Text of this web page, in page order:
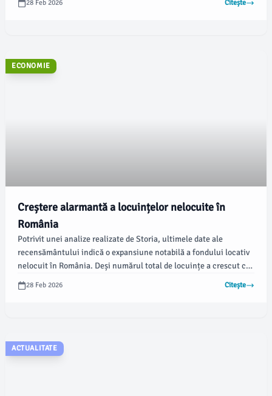
stăpâni și pentru animale, ceea ce face ca accesibilitatea să fie
28 Feb 2026 Citește
ECONOMIE
Creștere alarmantă a locuințelor nelocuite în
România
Potrivit unei analize realizate de Storia, ultimele date ale
recensământului indică o expansiune notabilă a fondului locativ
nelocuit în România. Deși numărul total de locuințe a crescut cu
13,7% în ultimul deceniu, locuințele neocupate s-au majorat cu
76,4%, atingând cifra de peste 2,5 milioane, din care peste
28 Feb 2026 Citește
ACTUALITATE